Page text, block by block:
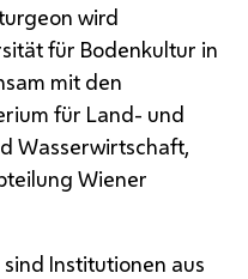
wird
für Bodenkultur in
mit den
für Land- und
Wasserwirtschaft,
Wiener
Institutionen aus